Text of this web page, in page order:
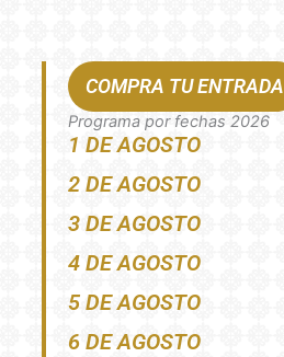
COMPRA TU ENTRADA
Programa por fechas 2026
1 DE AGOSTO
2 DE AGOSTO
3 DE AGOSTO
4 DE AGOSTO
5 DE AGOSTO
6 DE AGOSTO